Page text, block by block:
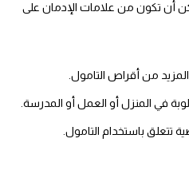
أن تكون من علامات الإدمان على
من أقراص التامول.
في المنزل أو العمل أو المدرسة.
تتعلق باستخدام التامول.